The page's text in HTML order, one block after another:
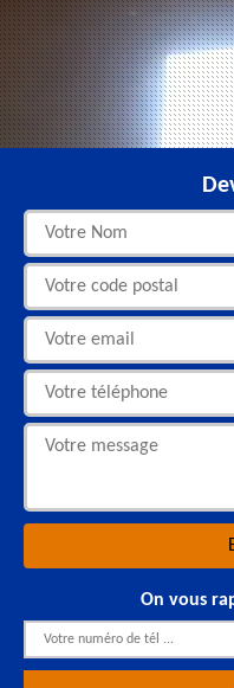
On vous